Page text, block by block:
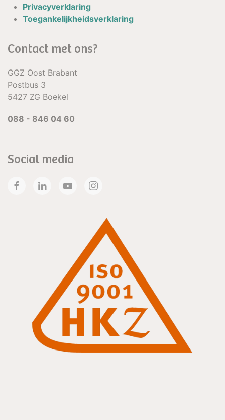
Privacyverklaring
Toegankelijkheidsverklaring
Contact met ons?
GGZ Oost Brabant
Postbus 3
5427 ZG Boekel
088 - 846 04 60
Social media